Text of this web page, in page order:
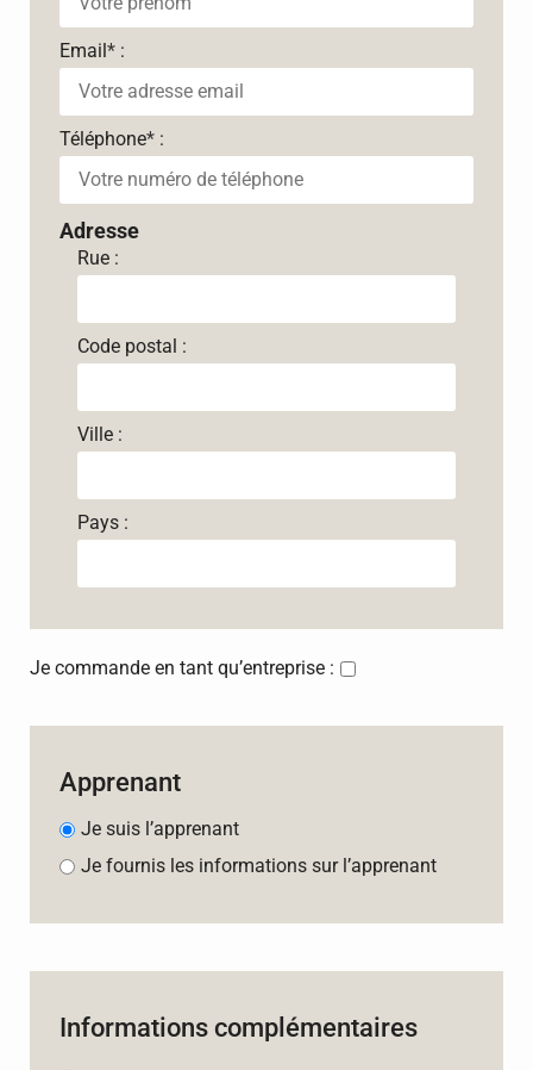
Email* :
Téléphone* :
Adresse
Rue :
Code postal :
Ville :
Pays :
Je commande en tant qu’entreprise :
Apprenant
Je suis l’apprenant
Je fournis les informations sur l’apprenant
Informations complémentaires